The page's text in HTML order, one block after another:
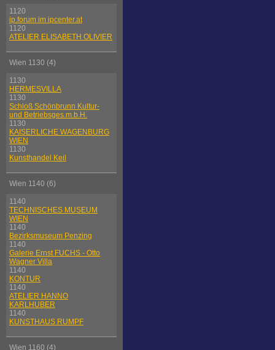
1120
ip.forum im ipcenter.at
1120
ATELIER ELISABETH OLIVIER
Wien 1130 (4)
1130
HERMESVILLA
1130
Schloß Schönbrunn Kultur-
und Betriebsges.m.b.H.
1130
KAISERLICHE WAGENBURG
WIEN
1130
Kunsthandel Keil
Wien 1140 (6)
1140
TECHNISCHES MUSEUM
WIEN
1140
Bezirksmuseum Penzing
1140
Galerie Ernst FUCHS - Otto
Wagner Villa
1140
KONTUR
1140
ATELIER HANNO
KARLHUBER
1140
KUNSTHAUS RUMPF
Wien 1160 (4)